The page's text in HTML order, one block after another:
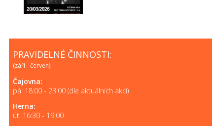
PRAVIDELNÉ ČINNOSTI:
(září - červen)
Čajovna:
pá: 18:00 - 23:00 (dle aktuálních akcí)
Herna:
út: 16:30 - 19:00